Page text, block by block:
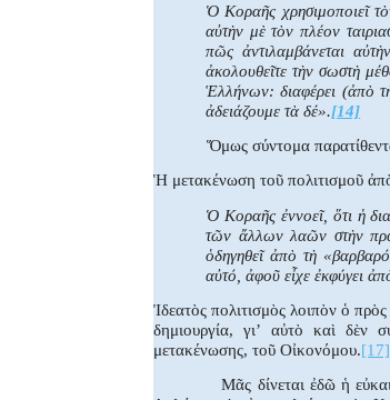
Ὁ Κοραῆς χρησιμοποιεῖ
αὐτὴν μὲ τὸν πλέον
πῶς ἀντιλαμβάνεται
ἀκολουθεῖτε τὴν σωστὴ
Ἑλλήνων: διαφέρει (ἀπὸ
ἀδειάζουμε τὰ δέ».[14]
Ὅμως σύντομα
Ἡ μετακένωση τοῦ πολιτισμοῦ
Ὁ Κοραῆς ἐννοεῖ, ὅτι ἡ
τῶν ἄλλων λαῶν στὴν
ὁδηγηθεῖ ἀπὸ τὴ
αὐτό, ἀφοῦ εἶχε ἐκφύγει
Ἰδεατὸς πολιτισμὸς λοιπὸν ὁ
δημιουργία, γι’ αὐτὸ καὶ δὲν
μετακένωσης, τοῦ Οἰκονόμου.[17]
Μᾶς δίνεται ἐδῶ ἡ